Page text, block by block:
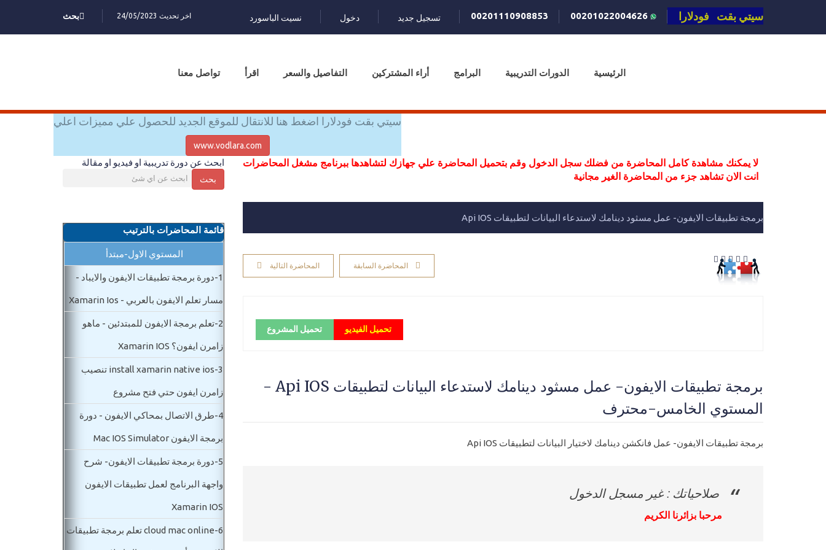
سيتي بقت فودلارا 00201110908853 تسجيل جديد دخول نسيت الباسورد اخر تحديث 24/05/2023 بحث
الرئيسية الدورات التدريبية البرامج أراء المشتركين التفاصيل والسعر اقرأ تواصل معنا
سيتي بقت فودلارا اضغط هنا للانتقال للموقع الجديد للحصول علي مميزات اعلي
www.vodlara.com
لا يمكنك مشاهدة كامل المحاضرة من فضلك سجل الدخول وقم بتحميل المحاضرة علي جهازك لتشاهدها ببرنامج مشغل المحاضرات
انت الان تشاهد جزء من المحاضرة الغير مجانية
برمجة تطبيقات الايفون- عمل مسثود دينامك لاستدعاء البيانات لتطبيقات Api IOS
المحاضرة السابقة المحاضرة التالية
تحميل المشروع تحميل الفيديو
برمجة تطبيقات الايفون- عمل مسثود دينامك لاستدعاء البيانات لتطبيقات Api IOS -
المستوي الخامس-محترف
برمجة تطبيقات الايفون- عمل فانكشن دينامك لاختيار البيانات لتطبيقات Api IOS
صلاحياتك : غير مسجل الدخول
مرحبا بزائرنا الكريم
ابحث عن دورة تدريبية او فيديو او مقالة
بحث
قائمة المحاضرات بالترتيب
المستوي الاول-مبتدأ
1- دورة برمجة تطبيقات الايفون والايباد -
مسار تعلم الايفون بالعربي - Xamarin Ios
2- تعلم برمجة الايفون للمبتدئين - ماهو
زامرن ايفون؟ Xamarin IOS
3- install xamarin native ios تنصيب
زامرن ايفون حتي فتح مشروع
4- طرق الاتصال بمحاكي الايفون - دورة
برمجة الايفون Mac IOS Simulator
5- دورة برمجة تطبيقات الايفون- شرح
واجهة البرنامج لعمل تطبيقات الايفون
Xamarin IOS
6- cloud mac online تعلم برمجة تطبيقات